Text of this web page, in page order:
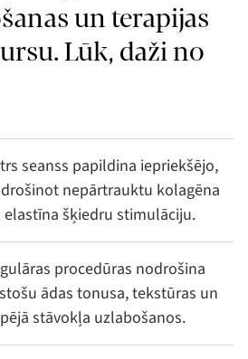
un terapijas
Lūk, daži no
seanss papildina iepriekšējo,
nepārtrauktu kolagēna
elastīna šķiedru stimulāciju.
procedūras nodrošina
ādas tonusa, tekstūras un
stāvokļa uzlabošanos.